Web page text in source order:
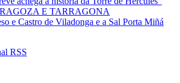
E TARRAGONA
e Castro de Viladonga e a Sal Porta Miñá
RSS